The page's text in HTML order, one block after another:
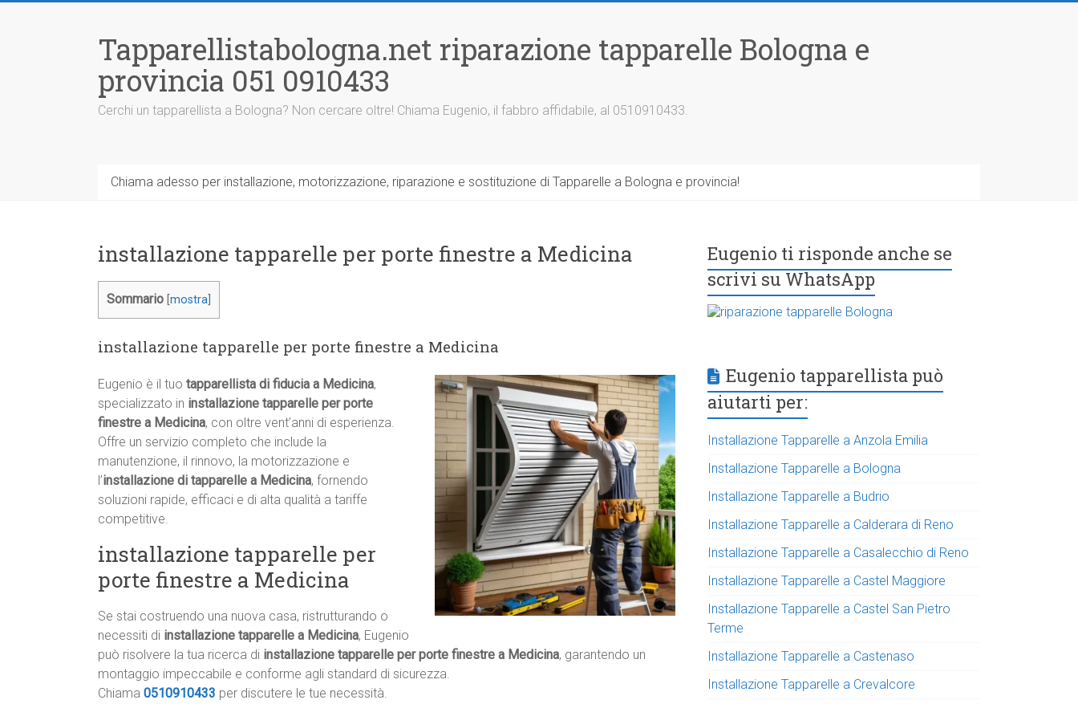
Tapparellistabologna.net riparazione tapparelle Bologna e
provincia 051 0910433
Cerchi un tapparellista a Bologna? Non cercare oltre! Chiama Eugenio, il fabbro affidabile, al 0510910433.
Chiama adesso per installazione, motorizzazione, riparazione e sostituzione di Tapparelle a Bologna e provincia!
installazione tapparelle per porte finestre a Medicina
Sommario mostra
installazione tapparelle per porte finestre a Medicina
Eugenio è il tuo tapparellista di fiducia a Medicina,
specializzato in installazione tapparelle per porte
finestre a Medicina, con oltre vent’anni di esperienza.
Offre un servizio completo che include la
manutenzione, il rinnovo, la motorizzazione e
l’installazione di tapparelle a Medicina, fornendo
soluzioni rapide, efficaci e di alta qualità a tariffe
competitive.
installazione tapparelle per
porte finestre a Medicina
Se stai costruendo una nuova casa, ristrutturando o
necessiti di installazione tapparelle a Medicina, Eugenio
può risolvere la tua ricerca di installazione tapparelle per porte finestre a Medicina, garantendo un
montaggio impeccabile e conforme agli standard di sicurezza.
Chiama 0510910433 per discutere le tue necessità.
Eugenio ti risponde anche se
scrivi su WhatsApp
Eugenio tapparellista può
aiutarti per:
Installazione Tapparelle a Anzola Emilia
Installazione Tapparelle a Bologna
Installazione Tapparelle a Budrio
Installazione Tapparelle a Calderara di Reno
Installazione Tapparelle a Casalecchio di Reno
Installazione Tapparelle a Castel Maggiore
Installazione Tapparelle a Castel San Pietro
Terme
Installazione Tapparelle a Castenaso
Installazione Tapparelle a Crevalcore